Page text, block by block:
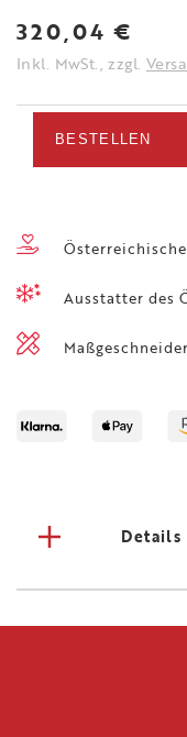
320,04 €
Inkl. MwSt., zzgl.
Sprunganzug
Weiß/Petrol
Menge
BESTELLEN
Ausstatter des